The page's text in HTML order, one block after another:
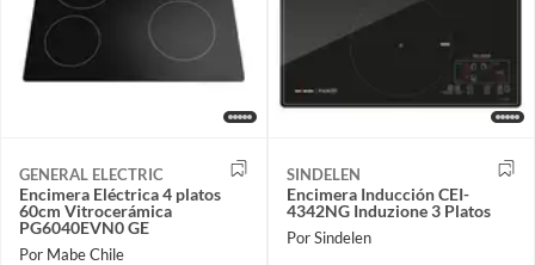
GENERAL ELECTRIC
Encimera Eléctrica 4 platos
60cm Vitrocerámica
PG6040EVN0 GE
Por Mabe Chile
SINDELEN
Encimera Inducción CEI-
4342NG Induzione 3 Platos
Por Sindelen